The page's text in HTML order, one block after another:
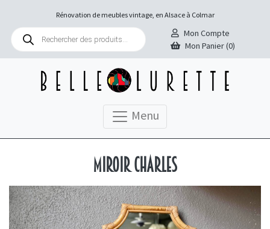
Rénovation de meubles vintage, en Alsace à Colmar
Recherche
produits
Mon Compte
Mon Panier (0)
Menu
Miroir Charles